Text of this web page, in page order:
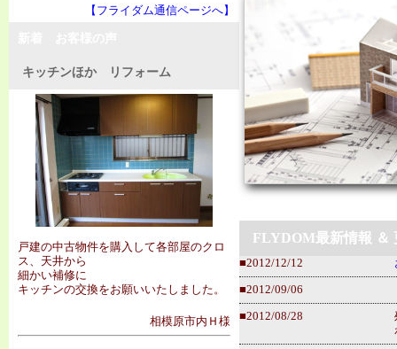
【フライダム通信ページへ】
キッチンほか リフォーム
戸建の中古物件を購入して各部屋のクロ
ス、天井から
細かい補修に
キッチンの交換をお願いいたしました。
相模原市内Ｈ様
FLYDOM最新情報 ＆
■2012/12/12
■2012/09/06
■2012/08/28